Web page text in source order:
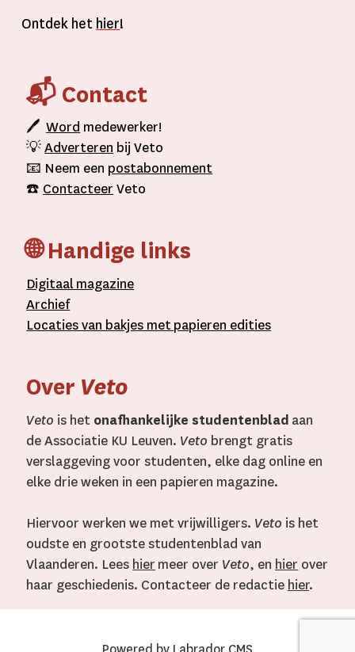
Ontdek het hier!
📬 Contact
🖊Word medewerker!
💡Adverteren bij Veto
📧 Neem een postabonnement
☎️ Contacteer Veto
🌐 Handige links
Digitaal magazine
Archief
Locaties van bakjes metpapieren edities
Over Veto
Veto is het onafhankelijke studentenblad aan
de Associatie KU Leuven. Veto brengt gratis
verslaggeving voor studenten, elke dag online en
elke drie weken in een papieren magazine.
Hiervoor werken we met vrijwilligers. Veto is het
oudste en grootste studentenblad van
Vlaanderen. Lees hier meer over Veto, en hier over
haar geschiedenis. Contacteer de redactie hier.